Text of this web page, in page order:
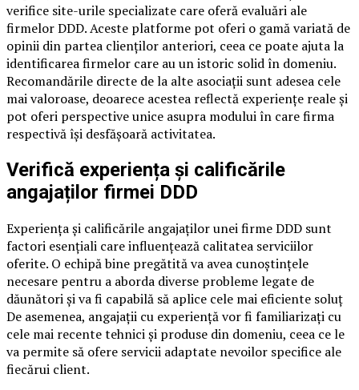
verifice site-urile specializate care oferă evaluări ale
firmelor DDD. Aceste platforme pot oferi o gamă variată de
opinii din partea clienților anteriori, ceea ce poate ajuta la
identificarea firmelor care au un istoric solid în domeniu.
Recomandările directe de la alte asociații sunt adesea cele
mai valoroase, deoarece acestea reflectă experiențe reale și
pot oferi perspective unice asupra modului în care firma
respectivă își desfășoară activitatea.
Verifică experiența și calificările
angajaților firmei DDD
Experiența și calificările angajaților unei firme DDD sunt
factori esențiali care influențează calitatea serviciilor
oferite. O echipă bine pregătită va avea cunoștințele
necesare pentru a aborda diverse probleme legate de
dăunători și va fi capabilă să aplice cele mai eficiente soluț
De asemenea, angajații cu experiență vor fi familiarizați cu
cele mai recente tehnici și produse din domeniu, ceea ce le
va permite să ofere servicii adaptate nevoilor specifice ale
fiecărui client.